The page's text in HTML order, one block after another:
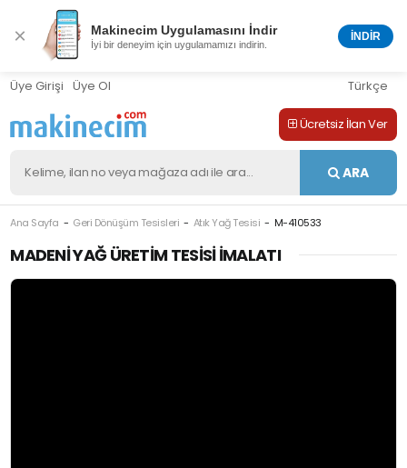
× Makinecim Uygulamasını İndir
İyi bir deneyim için uygulamamızı indirin.
İNDİR
Üye Girişi Üye Ol Türkçe
Ücretsiz İlan Ver
ARA
Ana Sayfa Geri Dönüşüm Tesisleri Atık Yağ Tesisi M-410533
MADENI YAĞ ÜRETIM TESISI İMALATI